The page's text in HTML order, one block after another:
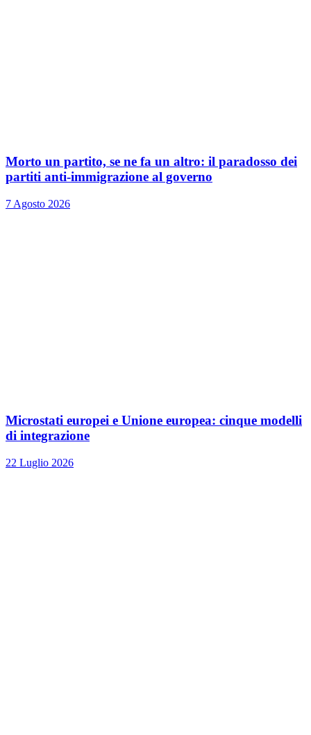
Morto un partito, se ne fa un altro: il paradosso dei
partiti anti-immigrazione al governo
7 Agosto 2026
Microstati europei e Unione europea: cinque modelli
di integrazione
22 Luglio 2026